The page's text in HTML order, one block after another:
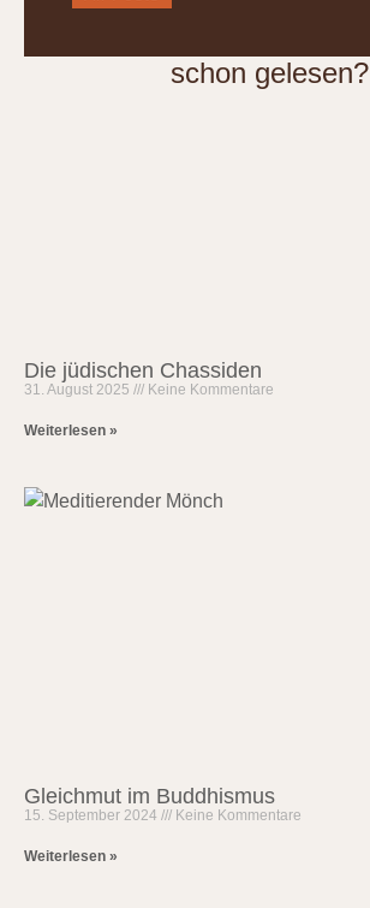
schon gelesen?
Die jüdischen Chassiden
31. August 2025 Keine Kommentare
Weiterlesen »
Gleichmut im Buddhismus
15. September 2024 Keine Kommentare
Weiterlesen »